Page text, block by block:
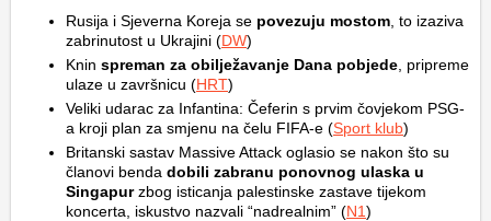
Rusija i Sjeverna Koreja se povezuju mostom , to izaziva
zabrinutost u Ukrajini (DW)
Knin spreman za obilježavanje Dana pobjede , pripreme
ulaze u završnicu (HRT)
Veliki udarac za Infantina: Čeferin s prvim čovjekom PSG-
a kroji plan za smjenu na čelu FIFA-e (Sport klub)
Britanski sastav Massive Attack oglasio se nakon što su
članovi benda dobili zabranu ponovnog ulaska u
Singapurzbog isticanja palestinske zastave tijekom
koncerta, iskustvo nazvali “nadrealnim” (N1)